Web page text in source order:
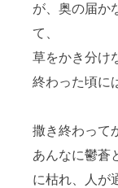
が、奥の届か
て、
草をかき分け
終わった頃に
撒き終わって
あんなに鬱蒼
に枯れ、人が